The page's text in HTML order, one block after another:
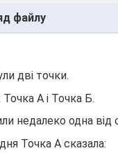
файлу
дві точки.
Точка А і Точка Б.
недалеко одна від
Точка А сказала: